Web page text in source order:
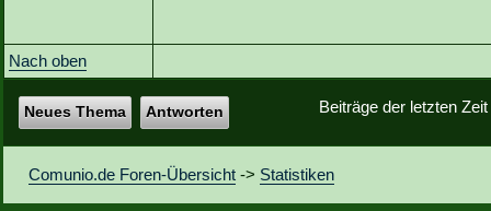
Nach oben
Beiträge der letzten
Neues Thema Antworten
Comunio.de Foren-Übersicht -> Statistiken